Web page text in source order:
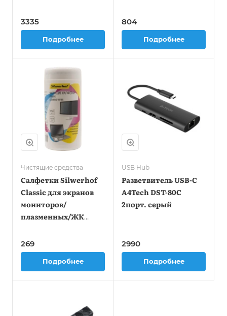
3335
Подробнее
804
Подробнее
Чистящие средства
Салфетки Silwerhof
Classic для экранов
мониторов/
плазменных/ЖК
ноутбуков туба
100шт влажных
269
Подробнее
USB Hub
Разветвитель USB-C
A4Tech DST-80C
2порт. серый
2990
Подробнее